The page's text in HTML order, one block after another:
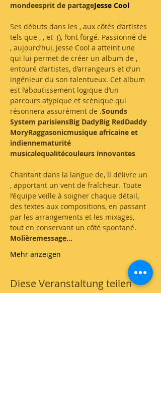
mondeesprit de partageJesse Cool
Ses débuts dans les , aux côtés d’artistes
tels que , , et (), l’ont forgé. Passionné de
, aujourd’hui, Jesse Cool a atteint une
qui lui permet de créer un album de ,
entouré d’artistes, d’arrangeurs et d’un
ingénieur du son talentueux. Cet album
est l’aboutissement logique d’un
parcours atypique et scénique qui
résonnera assurément de .Sounds
System parisiensBig DadyBig RedDaddy
MoryRaggasonicmusique africaine et
indiennematurité
musicalequalitécouleurs innovantes
Chantant dans la langue de, il délivre un
, apportant un vent de fraîcheur. Toute
l’équipe veille à soigner chaque détail,
des textes aux compositions, en passant
par les arrangements et les mixages,
tout en conservant un côté spontané.
Molièremessage…
Mehr anzeigen
Diese Veranstaltung teilen